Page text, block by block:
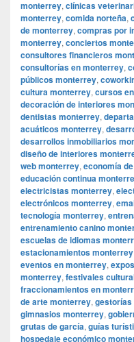
monterrey, clínicas
monterrey, comida norteña,
de monterrey, compras por
monterrey, conciertos
consultores financieros
consultorías en monterrey,
públicos monterrey,
cultura monterrey, cursos
decoración de interiores
dentistas monterrey,
acuáticos monterrey,
desarrollos inmobiliarios
diseño de interiores
web monterrey, economía
educación continua
electricistas monterrey,
electrónicos monterrey,
tecnología monterrey,
entrenamiento canino
escuelas de idiomas
estacionamientos monterrey
eventos en monterrey,
monterrey, festivales
fraccionamientos en
de arte monterrey,
gimnasios monterrey,
grutas de garcía, guías
hospedaje económico